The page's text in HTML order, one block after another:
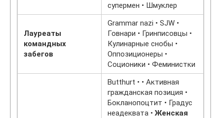
супермен • Шмуклер
Лауреаты
командных
забегов
Grammar nazi • SJW •
Говнари • Гринписовцы •
Кулинарные снобы •
Оппозиционеры •
Соционики • Феминистки
Butthurt • • Активная
гражданская позиция •
Бокланопоцтит • Градус
неадеквата • Женская